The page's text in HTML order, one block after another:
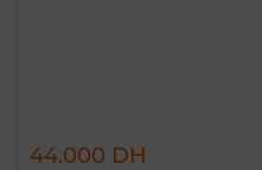
44.000 DH